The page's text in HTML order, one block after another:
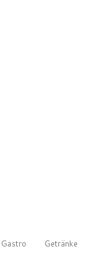
Gastro Getränke